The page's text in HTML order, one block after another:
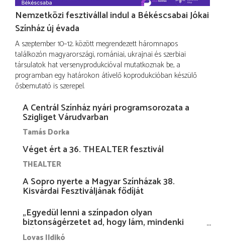
Nemzetközi fesztivállal indul a Békéscsabai Jókai
Színház új évada
A szeptember 10–12. között megrendezett háromnapos
találkozón magyarországi, romániai, ukrajnai és szerbiai
társulatok hat versenyprodukcióval mutatkoznak be, a
programban egy határokon átívelő koprodukcióban készülő
ősbemutató is szerepel.
A Centrál Színház nyári programsorozata a
Szigliget Várudvarban
Tamás Dorka
Véget ért a 36. THEALTER fesztivál
THEALTER
A Sopro nyerte a Magyar Színházak 38.
Kisvárdai Fesztiváljának fődíját
„Egyedül lenni a színpadon olyan
biztonságérzetet ad, hogy lám, mindenki
más nélkül is megvagyok magammal…”
Lovas Ildikó